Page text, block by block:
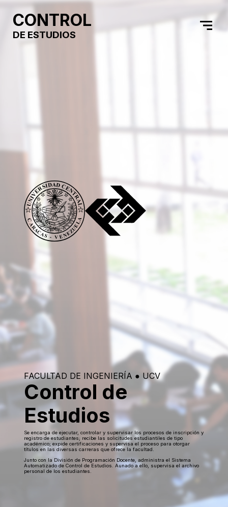
CONTROL
DE ESTUDIOS
FACULTAD DE INGENIERÍA ● UCV
Control de
Estudios
ㅤㅤㅤSe encarga de ejecutar, controlar y supervisar los procesos de inscripción y
registro de estudiantes; recibe las solicitudes estudiantiles de tipo
académico; expide certificaciones y supervisa el proceso para otorgar
títulos en las diversas carreras que ofrece la facultad.
Junto con la División de Programación Docente, administra el Sistema
Automatizado de Control de Estudios. Aunado a ello, supervisa el archivo
personal de los estudiantes.